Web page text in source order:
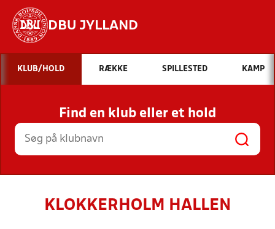
DBU JYLLAND
Hvad vil du søge efter?
INDHOLD OG NYHEDER
STILLINGER, RESULTATER, KLUBBER OG
HOLD
KLUB/HOLD RÆKKE SPILLESTED KAMP
Find en klub eller et hold
KLOKKERHOLM HALLEN